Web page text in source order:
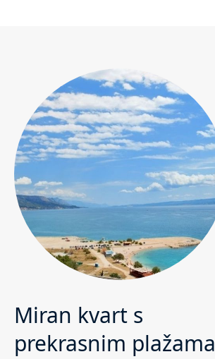
Miran kvart s
prekrasnim plažama